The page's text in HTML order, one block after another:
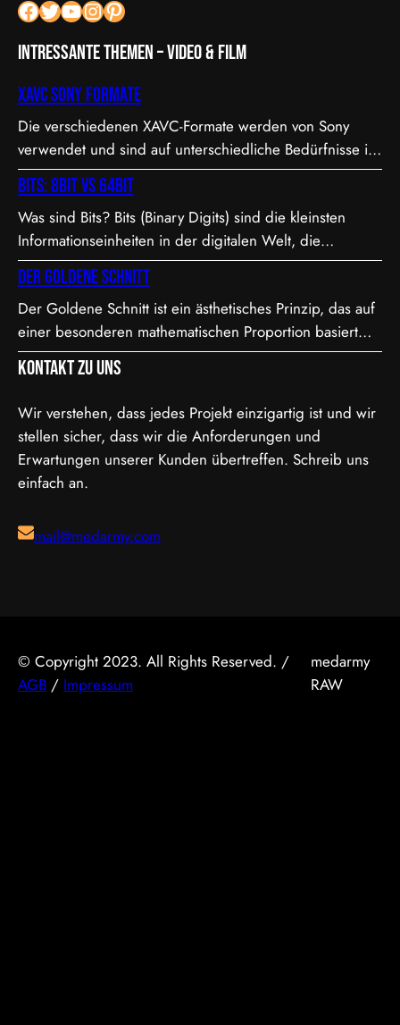
Facebook Twitter YouTube InstagramPinterest
Intressante Themen – Video & Film
XAVC Sony Formate
Die verschiedenen XAVC-Formate werden von Sony
verwendet und sind auf unterschiedliche Bedürfnisse in
Bezug auf Qualität, Dateigröße und Bitrate abgestimmt.
Hier sind die Details zu den Formaten: 1. XAVC S-I DCI:
• Dies ist eine intraframe-Version von XAVC S, die in DCI
4K-Auflösung (4096×2160) arbeitet. “I” steht für
Intraframe, was bedeutet, dass jedes Bild einzeln…
Bits: 8bit vs 64bit
Was sind Bits? Bits (Binary Digits) sind die kleinsten
Informationseinheiten in der digitalen Welt, die
entweder den Wert 0 oder 1 annehmen können. In der
Videoproduktion, speziell bei der Farbdarstellung und
Verarbeitung, spielt die Bit-Tiefe eine entscheidende
Rolle. Je höher die Bit-Tiefe, desto mehr Informationen
können über die Helligkeit und Farben eines Pixels
gespeichert werden.…
Der Goldene Schnitt
Der Goldene Schnitt ist ein ästhetisches Prinzip, das auf
einer besonderen mathematischen Proportion basiert
und in der Kunst, Architektur, Fotografie und im Film
Anwendung findet. Diese Proportion wird als besonders
harmonisch und natürlich empfunden. Sie ist etwa 1,618
zu 1, was in der Mathematik als das Verhältnis der
Fibonacci-Folge bekannt ist. Mathematische Erklärung
des Goldenen…
Kontakt zu uns
Wir verstehen, dass jedes Projekt einzigartig ist und wir
stellen sicher, dass wir die Anforderungen und
Erwartungen unserer Kunden übertreffen. Schreib uns
einfach an.
mail@medarmy.com
© Copyright 2023. All Rights Reserved. /
AGB / Impressum
medarmy
RAW